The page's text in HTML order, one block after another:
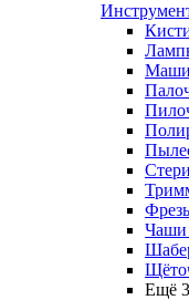
Чаши
Ещё 3